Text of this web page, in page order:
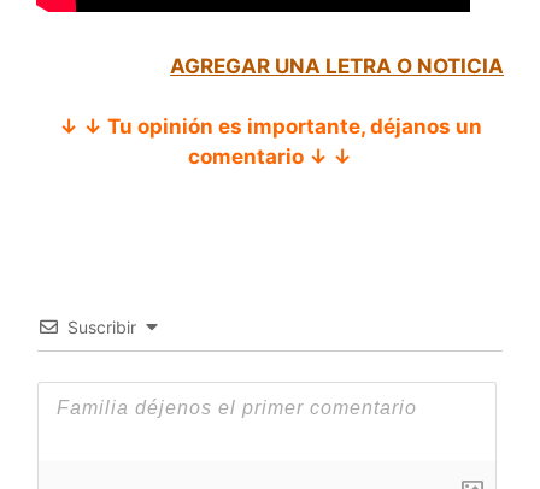
AGREGAR UNA LETRA O NOTICIA
↓ ↓ Tu opinión es importante, déjanos un
comentario ↓ ↓
Suscribir